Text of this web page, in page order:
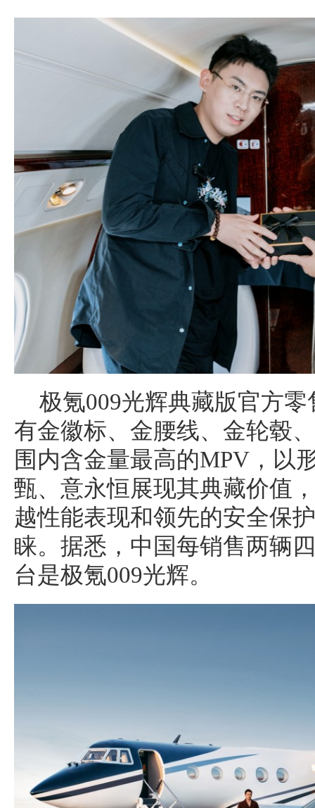
极氪009光辉典藏版官方
有金徽标、金腰线、金轮毂
围内含金量最高的MPV，以
甄、意永恒展现其典藏价值
越性能表现和领先的安全保
睐。据悉，中国每销售两辆
台是极氪009光辉。